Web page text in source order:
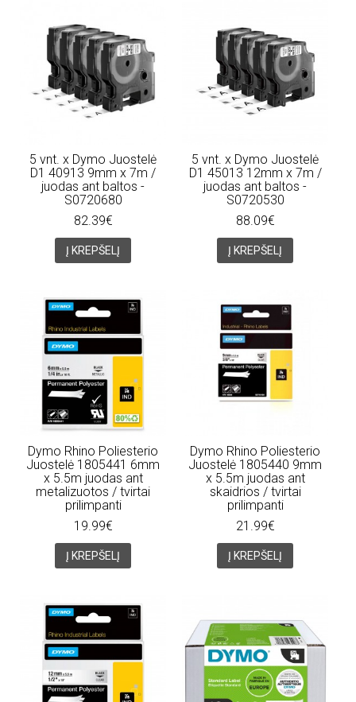
5 vnt. x Dymo Juostelė
D1 40913 9mm x 7m /
juodas ant baltos -
S0720680
82.39€
Į KREPŠELĮ
5 vnt. x Dymo Juostelė
D1 45013 12mm x 7m /
juodas ant baltos -
S0720530
88.09€
Į KREPŠELĮ
Dymo Rhino Poliesterio
Juostelė 1805441 6mm
x 5.5m juodas ant
metalizuotos / tvirtai
prilimpanti
19.99€
Į KREPŠELĮ
Dymo Rhino Poliesterio
Juostelė 1805440 9mm
x 5.5m juodas ant
skaidrios / tvirtai
prilimpanti
21.99€
Į KREPŠELĮ